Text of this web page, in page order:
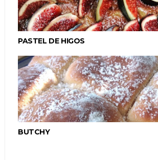
PASTEL DE HIGOS
BUTCHY